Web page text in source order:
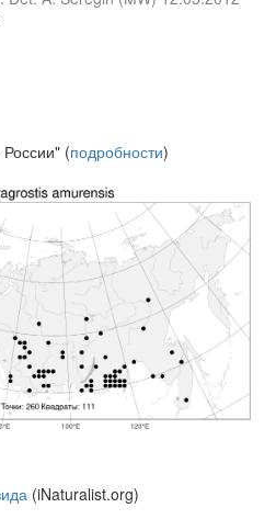
(подробности)
(iNaturalist.org)